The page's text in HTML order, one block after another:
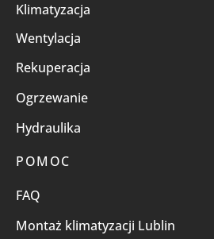
Klimatyzacja
Wentylacja
Rekuperacja
Ogrzewanie
Hydraulika
POMOC
FAQ
Montaż klimatyzacji Lublin